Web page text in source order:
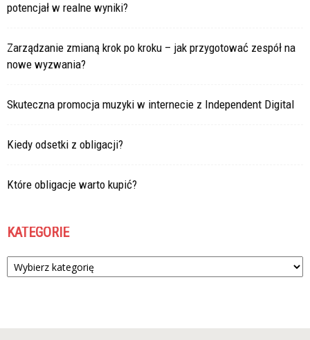
potencjał w realne wyniki?
Zarządzanie zmianą krok po kroku – jak przygotować zespół na
nowe wyzwania?
Skuteczna promocja muzyki w internecie z Independent Digital
Kiedy odsetki z obligacji?
Które obligacje warto kupić?
KATEGORIE
Kategorie